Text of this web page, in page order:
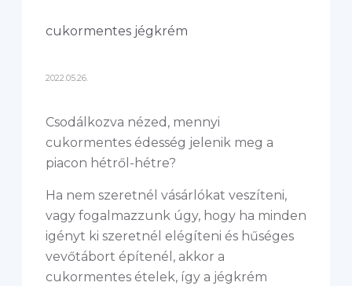
cukormentes jégkrém
2022.05.26.
Csodálkozva nézed, mennyi
cukormentes édesség jelenik meg a
piacon hétről-hétre?
Ha nem szeretnél vásárlókat veszíteni,
vagy fogalmazzunk úgy, hogy ha minden
igényt ki szeretnél elégíteni és hűséges
vevőtábort építenél, akkor a
cukormentes ételek, így a jégkrém